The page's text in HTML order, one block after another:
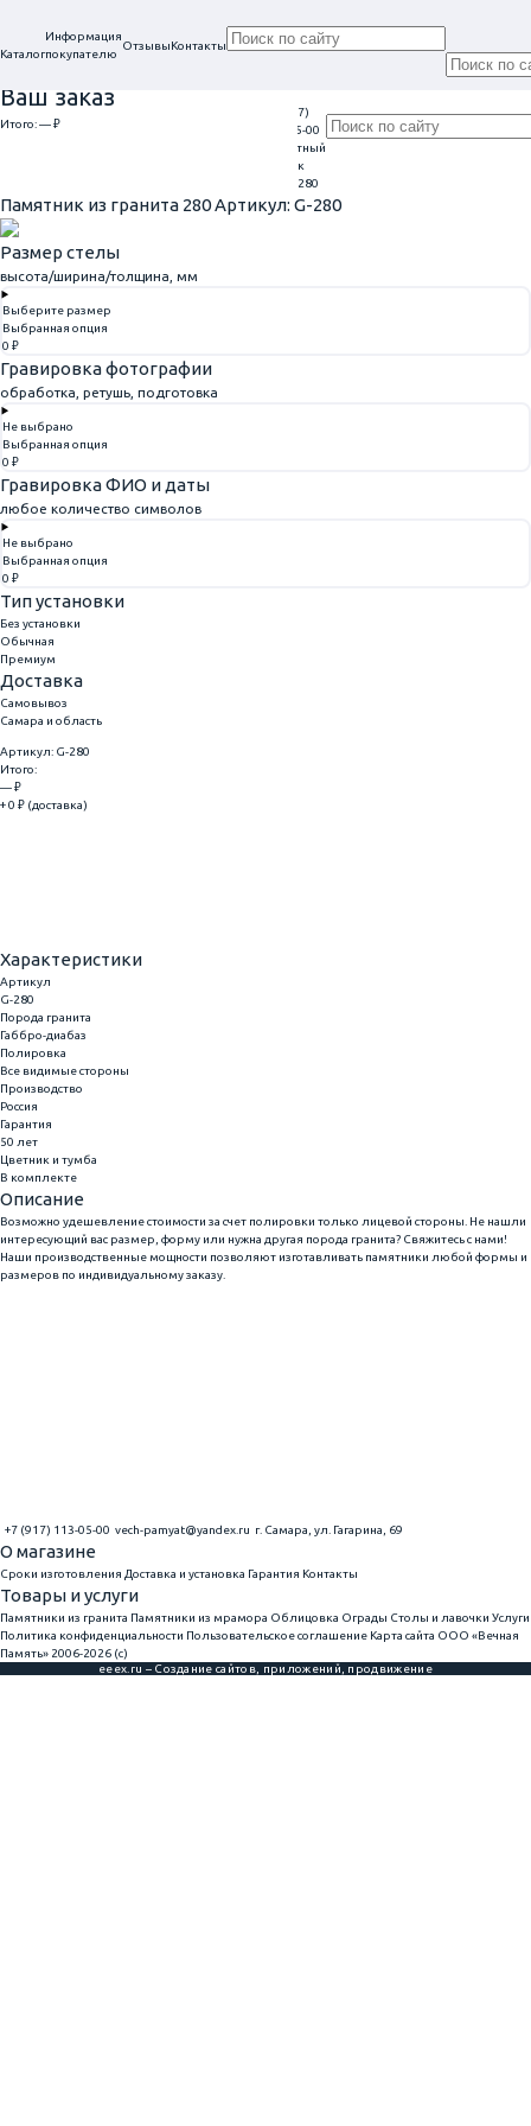
Каталог
Информация
покупателю
ОтзывыКонтакты
Ваш заказ
Итого:— ₽
Проконсультируем
+7 (917)
113-05-00
Обратный
звонок
Памятник из гранита 280
Памятник из гранита 280Артикул: G-280
Размер стелы
высота/ширина/толщина, мм
Выберите размер
Выбранная опция
0 ₽
Гравировка фотографии
обработка, ретушь, подготовка
Не выбрано
Выбранная опция
0 ₽
Гравировка ФИО и даты
любое количество символов
Не выбрано
Выбранная опция
0 ₽
Тип установки
Без установки
Обычная
Премиум
Доставка
Самовывоз
Самара и область
Артикул: G-280
Итого:
— ₽
+ 0 ₽ (доставка)
Характеристики
Артикул
G-280
Порода гранита
Габбро-диабаз
Полировка
Все видимые стороны
Производство
Россия
Гарантия
50 лет
Цветник и тумба
В комплекте
Описание
Возможно удешевление стоимости за счет полировки только лицевой стороны. Не нашли
интересующий вас размер, форму или нужна другая порода гранита? Свяжитесь с нами!
Наши производственные мощности позволяют изготавливать памятники любой формы и
размеров по индивидуальному заказу.
+7 (917) 113-05-00 vech-pamyat@yandex.ru г. Самара, ул. Гагарина, 69
О магазине
Сроки изготовления Доставка и установка Гарантия Контакты
Товары и услуги
Памятники из гранита Памятники из мрамора Облицовка Ограды Столы и лавочки Услуги
Политика конфиденциальности Пользовательское соглашение Карта сайта ООО «Вечная
Память» 2006-2026 (с)
eeex.ru – Создание сайтов, приложений, продвижение